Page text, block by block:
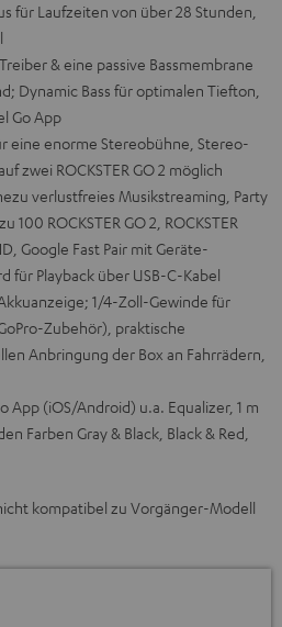
für Laufzeiten von über 28 Stunden,
& eine passive Bassmembrane
Dynamic Bass für optimalen Tiefton,
Go App
eine enorme Stereobühne, Stereo-
zwei ROCKSTER GO 2 möglich
verlustfreies Musikstreaming, Party
100 ROCKSTER GO 2, ROCKSTER
Google Fast Pair mit Geräte-
für Playback über USB-C-Kabel
1/4-Zoll-Gewinde für
Zubehör), praktische
Anbringung der Box an Fahrrädern,
App (iOS/Android) u.a. Equalizer, 1 m
Farben Gray & Black, Black & Red,
kompatibel zu Vorgänger-Modell